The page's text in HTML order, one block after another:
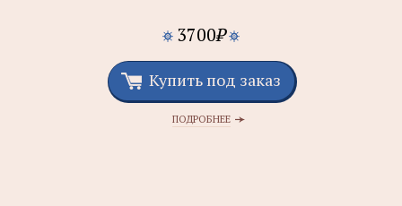
3700₽
Купить под заказ
ПОДРОБНЕЕ